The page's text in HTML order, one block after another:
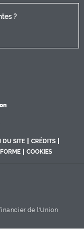
?
DU SITE
CRÉDITS
COOKIES
de l'Union